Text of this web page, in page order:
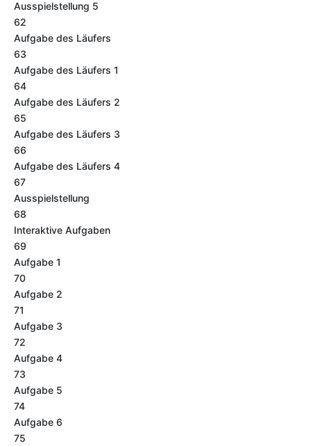
Ausspielstellung 5
62
Aufgabe des Läufers
63
Aufgabe des Läufers 1
64
Aufgabe des Läufers 2
65
Aufgabe des Läufers 3
66
Aufgabe des Läufers 4
67
Ausspielstellung
68
Interaktive Aufgaben
69
Aufgabe 1
70
Aufgabe 2
71
Aufgabe 3
72
Aufgabe 4
73
Aufgabe 5
74
Aufgabe 6
75